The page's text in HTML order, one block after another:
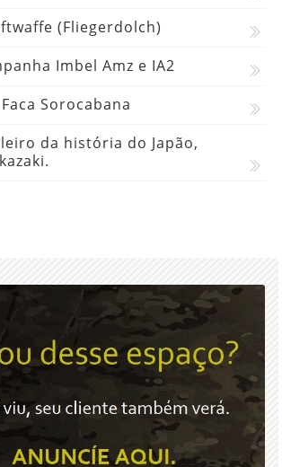
(Fliegerdolch)
Imbel Amz e IA2
Sorocabana
da história do Japão,